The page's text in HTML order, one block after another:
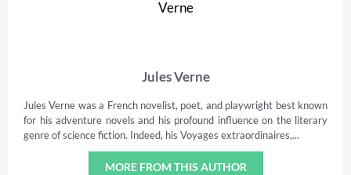
Jules Verne
Jules Verne was a French novelist, poet, and playwright best known
for his adventure novels and his profound influence on the literary
genre of science fiction. Indeed, his Voyages extraordinaires,...
MORE FROM THIS AUTHOR